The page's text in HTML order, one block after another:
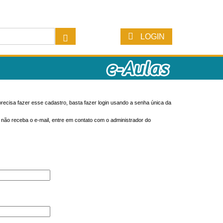
LOGIN
fazer esse cadastro, basta fazer login usando a senha única da
receba o e-mail, entre em contato com o administrador do